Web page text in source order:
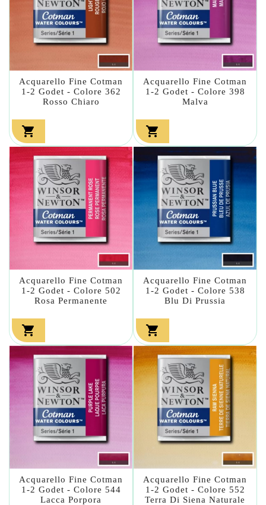
Acquarello Fine Cotman
1-2 Godet - Colore 362
Rosso Chiaro

Acquarello Fine Cotman
1-2 Godet - Colore 398
Malva

Acquarello Fine Cotman
1-2 Godet - Colore 502
Rosa Permanente

Acquarello Fine Cotman
1-2 Godet - Colore 538
Blu Di Prussia

Acquarello Fine Cotman
1-2 Godet - Colore 544
Lacca Porpora
Acquarello Fine Cotman
1-2 Godet - Colore 552
Terra Di Siena Naturale